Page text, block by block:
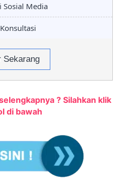
Sosial Media
Sekarang
? Silahkan klik
di bawah